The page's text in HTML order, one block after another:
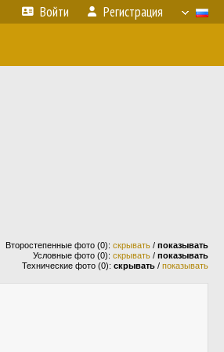
Войти Регистрация
Второстепенные фото (0): скрывать / показывать
Условные фото (0): скрывать / показывать
Технические фото (0): скрывать / показывать